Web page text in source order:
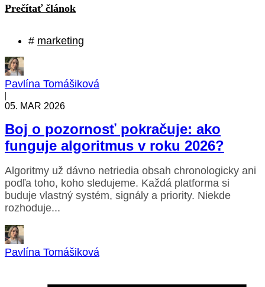
Prečítať článok
# marketing
Pavlína Tomášiková
|
05. MAR 2026
Boj o pozornosť pokračuje: ako
funguje algoritmus v roku 2026?
Algoritmy už dávno netriedia obsah chronologicky ani
podľa toho, koho sledujeme. Každá platforma si
buduje vlastný systém, signály a priority. Niekde
rozhoduje...
Pavlína Tomášiková